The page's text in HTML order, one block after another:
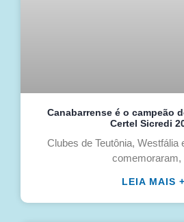
Canabarrense é o campeão
Certel Sicredi
Clubes de Teutônia, Westfália
comemoraram,
LEIA MAIS +